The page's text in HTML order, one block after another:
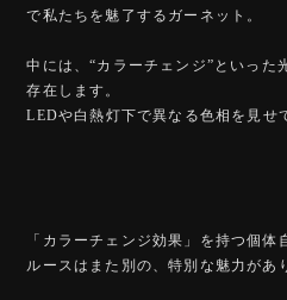
で私たちを魅了するガーネット。
中には、“カラーチェンジ”といった
存在します。
LEDや白熱灯下で異なる色相を見せ
「カラーチェンジ効果」を持つ個
ルースはまた別の、特別な魅力があ